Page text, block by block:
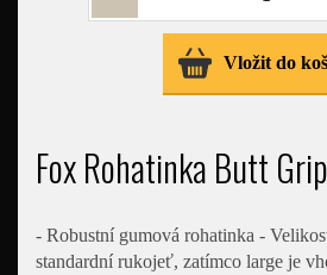
Vložit do
Fox Rohatinka Butt
- Robustní gumová rohatinka -
standardní rukojeť, zatímco large je